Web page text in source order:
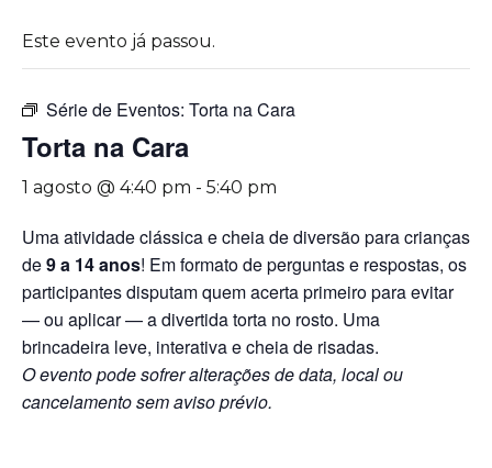
Este evento já passou.
Série de Eventos: Torta na Cara
Torta na Cara
1 agosto @ 4:40 pm - 5:40 pm
Uma atividade clássica e cheia de diversão para crianças
de9 a 14 anos! Em formato de perguntas e respostas, os
participantes disputam quem acerta primeiro para evitar
— ou aplicar — a divertida torta no rosto. Uma
brincadeira leve, interativa e cheia de risadas.
O evento pode sofrer alterações de data, local ou
cancelamento sem aviso prévio.